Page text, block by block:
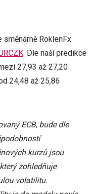
směnárně RoklenFx
. Dle naší predikce
27,93 až 27,20
24,48 až 25,86
ECB, bude dle
kurzů jsou
zohledňuje
volatilitu.